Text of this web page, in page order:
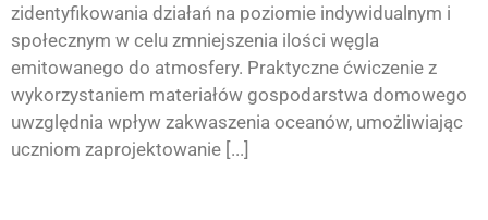
zidentyfikowania działań na poziomie indywidualnym i
społecznym w celu zmniejszenia ilości węgla
emitowanego do atmosfery. Praktyczne ćwiczenie z
wykorzystaniem materiałów gospodarstwa domowego
uwzględnia wpływ zakwaszenia oceanów, umożliwiając
uczniom zaprojektowanie [...]